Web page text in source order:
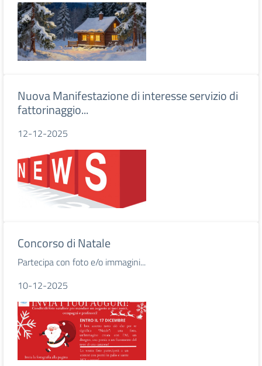
Nuova Manifestazione di interesse servizio di
fattorinaggio...
12-12-2025
Concorso di Natale
Partecipa con foto e/o immagini...
10-12-2025